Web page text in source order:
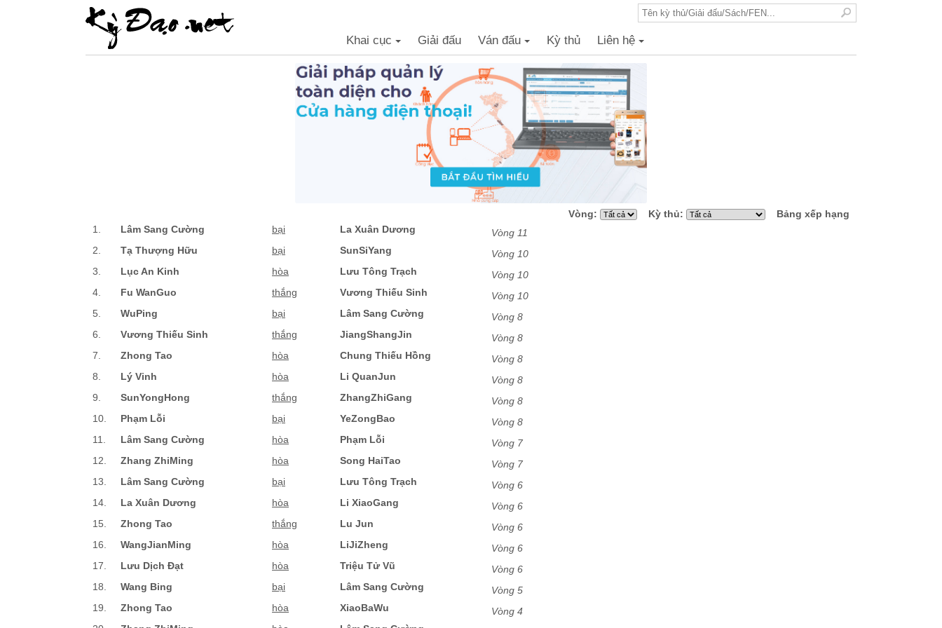
Khai cục Giải đấu Ván đấu Kỳ thủ Liên hệ
Vòng: Kỳ thủ:
Bảng xếp hạng
1.
Lâm Sang Cường bại La Xuân Dương
Vòng 11
2.
Tạ Thượng Hữu bại SunSiYang
Vòng 10
3.
Lục An Kinh hòa Lưu Tông Trạch
Vòng 10
4.
Fu WanGuo thắng Vương Thiếu Sinh
Vòng 10
5.
WuPing bại Lâm Sang Cường
Vòng 8
6.
Vương Thiếu Sinh thắng JiangShangJin
Vòng 8
7.
Zhong Tao hòa Chung Thiếu Hồng
Vòng 8
8.
Lý Vinh hòa Li QuanJun
Vòng 8
9.
SunYongHong thắng ZhangZhiGang
Vòng 8
10.
Phạm Lỗi bại YeZongBao
Vòng 8
11.
Lâm Sang Cường hòa Phạm Lỗi
Vòng 7
12.
Zhang ZhiMing hòa Song HaiTao
Vòng 7
13.
Lâm Sang Cường bại Lưu Tông Trạch
Vòng 6
14.
La Xuân Dương hòa Li XiaoGang
Vòng 6
15.
Zhong Tao thắng Lu Jun
Vòng 6
16.
WangJianMing hòa LiJiZheng
Vòng 6
17.
Lưu Dịch Đạt hòa Triệu Tử Vũ
Vòng 6
18.
Wang Bing bại Lâm Sang Cường
Vòng 5
19.
Zhong Tao hòa XiaoBaWu
Vòng 4